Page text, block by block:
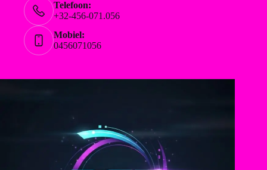
Telefoon:
+32-456-071.056
Mobiel:
0456071056